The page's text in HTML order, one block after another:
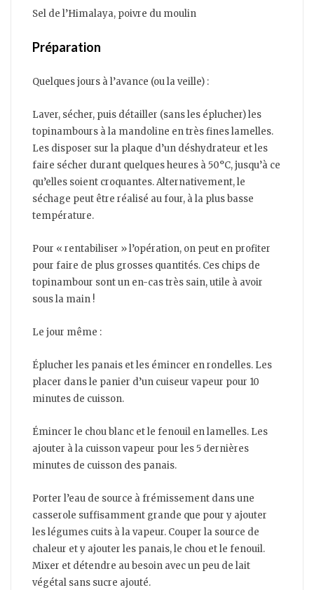
Sel de l’Himalaya, poivre du moulin
Préparation
Quelques jours à l’avance (ou la veille) :
Laver, sécher, puis détailler (sans les éplucher) les
topinambours à la mandoline en très fines lamelles.
Les disposer sur la plaque d’un déshydrateur et les
faire sécher durant quelques heures à 50°C, jusqu’à ce
qu’elles soient croquantes. Alternativement, le
séchage peut être réalisé au four, à la plus basse
température.
Pour « rentabiliser » l’opération, on peut en profiter
pour faire de plus grosses quantités. Ces chips de
topinambour sont un en-cas très sain, utile à avoir
sous la main !
Le jour même :
Éplucher les panais et les émincer en rondelles. Les
placer dans le panier d’un cuiseur vapeur pour 10
minutes de cuisson.
Émincer le chou blanc et le fenouil en lamelles. Les
ajouter à la cuisson vapeur pour les 5 dernières
minutes de cuisson des panais.
Porter l’eau de source à frémissement dans une
casserole suffisamment grande que pour y ajouter
les légumes cuits à la vapeur. Couper la source de
chaleur et y ajouter les panais, le chou et le fenouil.
Mixer et détendre au besoin avec un peu de lait
végétal sans sucre ajouté.